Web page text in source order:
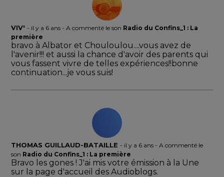
VIV' - il y a 6 ans - A commenté le son Radio du Confins_1 : La
première
bravo à Albator et Chouloulou....vous avez de
l'avenir!!! et aussi la chance d'avoir des parents qui
vous fassent vivre de telles expériences!!bonne
continuation...je vous suis!
THOMAS GUILLAUD-BATAILLE - il y a 6 ans - A commenté le
son Radio du Confins_1 : La première
Bravo les gones ! J'ai mis votre émission à la Une
sur la page d'accueil des Audioblogs.